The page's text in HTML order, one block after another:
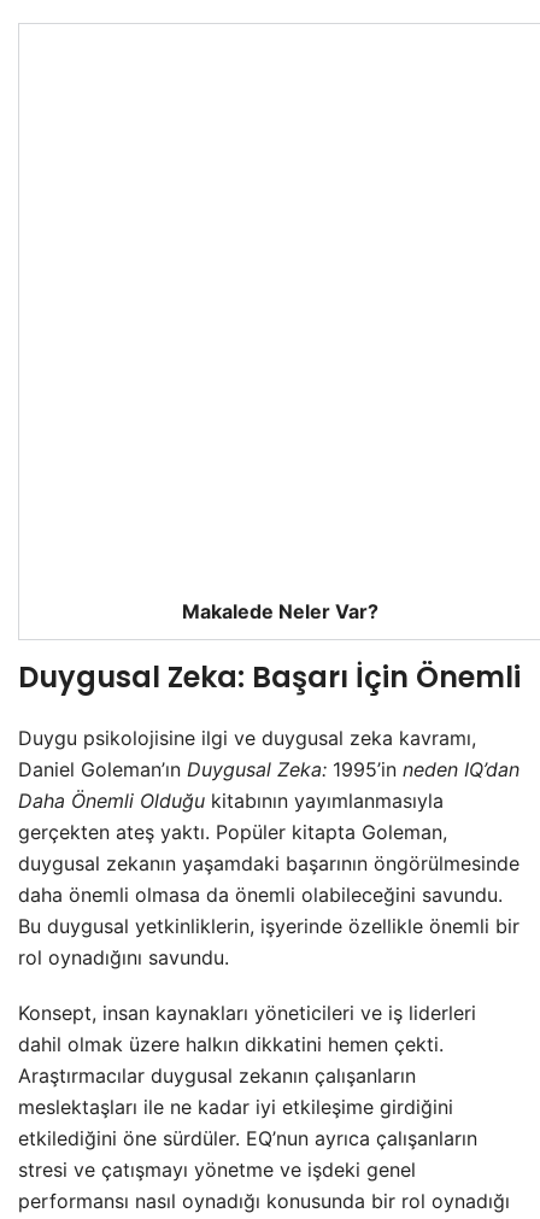
Makalede Neler Var?
Duygusal Zeka: Başarı İçin Önemli
Duygu psikolojisine ilgi ve duygusal zeka kavramı,
Daniel Goleman’ın Duygusal Zeka: 1995’in neden IQ’dan
Daha Önemli Olduğu kitabının yayımlanmasıyla
gerçekten ateş yaktı. Popüler kitapta Goleman,
duygusal zekanın yaşamdaki başarının öngörülmesinde
daha önemli olmasa da önemli olabileceğini savundu.
Bu duygusal yetkinliklerin, işyerinde özellikle önemli bir
rol oynadığını savundu.
Konsept, insan kaynakları yöneticileri ve iş liderleri
dahil olmak üzere halkın dikkatini hemen çekti.
Araştırmacılar duygusal zekanın çalışanların
meslektaşları ile ne kadar iyi etkileşime girdiğini
etkilediğini öne sürdüler. EQ’nun ayrıca çalışanların
stresi ve çatışmayı yönetme ve işdeki genel
performansı nasıl oynadığı konusunda bir rol oynadığı